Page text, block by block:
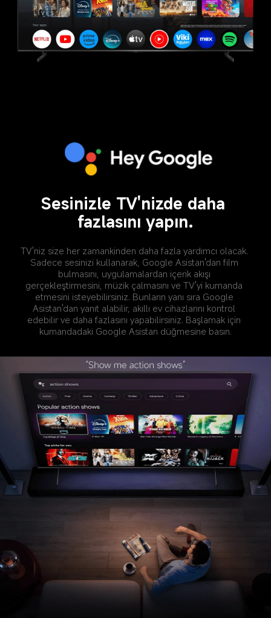
Sesinizle TV'nizde daha
fazlasını yapın.
TV'niz size her zamankinden daha fazla yardımcı olacak.
Sadece sesinizi kullanarak, Google Asistan'dan film
bulmasını, uygulamalardan içerik akışı
gerçekleştirmesini, müzik çalmasını ve TV'yi kumanda
etmesini isteyebilirsiniz. Bunların yanı sıra Google
Asistan'dan yanıt alabilir, akıllı ev cihazlarını kontrol
edebilir ve daha fazlasını yapabilirsiniz. Başlamak için
kumandadaki Google Asistan düğmesine basın.